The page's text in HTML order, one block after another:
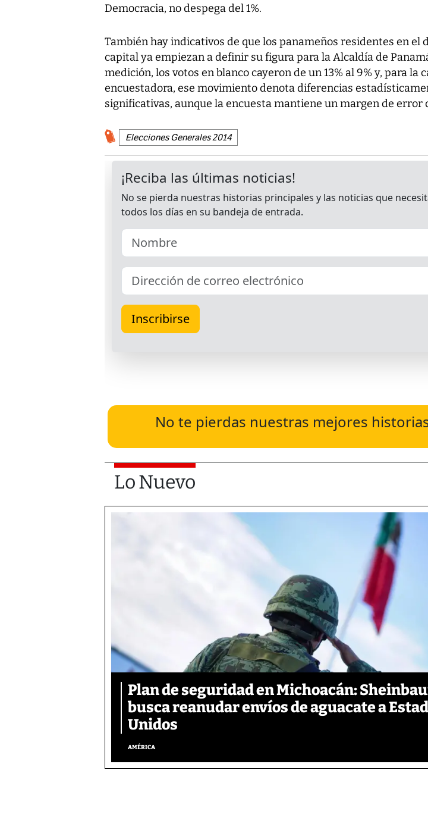
Democracia, no despega del 1%.
También hay indicativos de que los panameños residentes en el
capital ya empiezan a definir su figura para la Alcaldía de
medición, los votos en blanco cayeron de un 13% al 9% y, para la
encuestadora, ese movimiento denota diferencias
significativas, aunque la encuesta mantiene un margen de error
Elecciones Generales 2014
No te pierdas nuestras mejores
Lo Nuevo
Plan de seguridad en Michoacán:
busca reanudar envíos de aguacate a
Unidos
AMÉRICA